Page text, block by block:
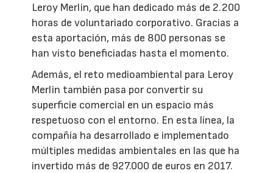
Leroy Merlin, que han dedicado más de 2.200
horas de voluntariado corporativo. Gracias a
esta aportación, más de 800 personas se
han visto beneficiadas hasta el momento.
Además, el reto medioambiental para Leroy
Merlin también pasa por convertir su
superficie comercial en un espacio más
respetuoso con el entorno. En esta línea, la
compañía ha desarrollado e implementado
múltiples medidas ambientales en las que ha
invertido más de 927.000 de euros en 2017.